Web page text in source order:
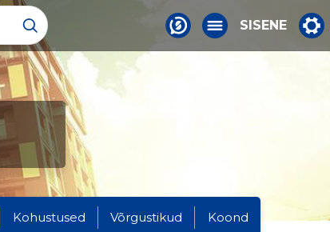
SISENE
Kohustused Võrgustikud Koond